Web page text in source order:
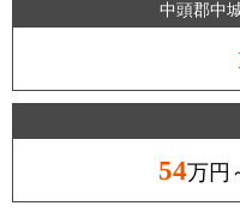
中頭郡中
54万円